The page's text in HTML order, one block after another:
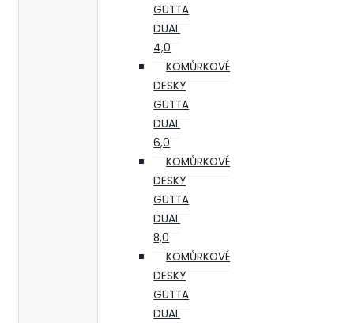
GUTTA
DUAL
4,0
KOMŮRKOVÉ
DESKY
GUTTA
DUAL
6,0
KOMŮRKOVÉ
DESKY
GUTTA
DUAL
8,0
KOMŮRKOVÉ
DESKY
GUTTA
DUAL